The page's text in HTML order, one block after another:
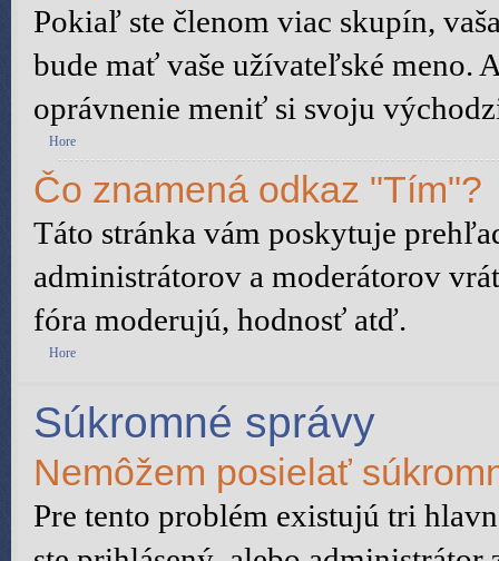
Pokiaľ ste členom viac skupín,
bude mať vaše užívateľské meno.
oprávnenie meniť si svoju
Hore
Čo znamená odkaz "Tím"?
Táto stránka vám poskytuje
administrátorov a moderátorov
fóra moderujú, hodnosť atď.
Hore
Súkromné správy
Nemôžem posielať
Pre tento problém existujú tri